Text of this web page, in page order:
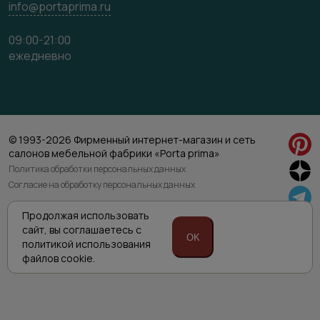
info@portaprima.ru
09:00-21:00
ежедневно
© 1993-2026 Фирменный интернет-магазин и сеть
салонов мебельной фабрики «Porta prima»
Политика обработки персональных данных
Согласие на обработку персональных данных
Приведенная на сайте информация не является публичной офертой
и носит информационно ознакомительный характер.
Для уточнения наличия и характеристик товара просьба обращаться
к менеджерам интернет магазина по указанным номерам телефонов.
Техническая поддержка сайта RuMaster
Продолжая использовать
сайт, вы соглашаетесь с
политикой использования
файлов cookie.
OK